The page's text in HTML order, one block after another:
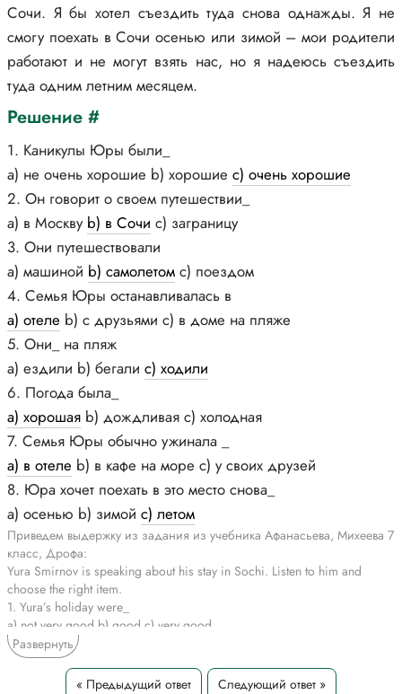
Сочи. Я бы хотел съездить туда снова однажды. Я не
смогу поехать в Сочи осенью или зимой – мои родители
работают и не могут взять нас, но я надеюсь съездить
туда одним летним месяцем.
Решение #
1. Каникулы Юры были_
а) не очень хорошие b) хорошие c) очень хорошие
2. Он говорит о своем путешествии_
а) в Москву b) в Сочи c) заграницу
3. Они путешествовали
а) машиной b) самолетом c) поездом
4. Семья Юры останавливалась в
а) отеле b) с друзьями c) в доме на пляже
5. Они_ на пляж
а) ездили b) бегали c) ходили
6. Погода была_
а) хорошая b) дождливая c) холодная
7. Семья Юры обычно ужинала _
а) в отеле b) в кафе на море c) у своих друзей
8. Юра хочет поехать в это место снова_
а) осенью b) зимой c) летом
Приведем выдержку из задания из учебника Афанасьева, Михеева 7
класс, Дрофа:
Yura Smirnov is speaking about his stay in Sochi. Listen to him and
choose the right item.
1. Yura’s holiday were_
a) not very good b) good c) very good
2. He is speaking about his trip_
a) to Moscow b) to Sochi c) abroad
3. They travelled by_
Развернуть
« Предыдущий ответ Следующий ответ »